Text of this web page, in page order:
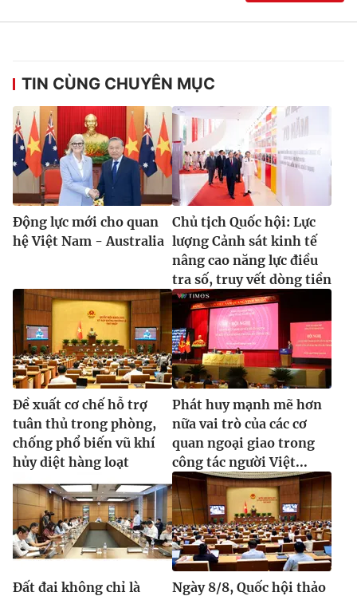
® Cấm sao chép dưới mọi hình thức nếu không có sự chấp
thuận bằng văn bản. Ghi rõ nguồn VTV.vn khi phát hành lại
thông tin từ website này.
TIN CÙNG CHUYÊN MỤC
Động lực mới cho quan
hệ Việt Nam - Australia
Chủ tịch Quốc hội: Lực
lượng Cảnh sát kinh tế
nâng cao năng lực điều
tra số, truy vết dòng tiền
Đề xuất cơ chế hỗ trợ
tuân thủ trong phòng,
chống phổ biến vũ khí
hủy diệt hàng loạt
Phát huy mạnh mẽ hơn
nữa vai trò của các cơ
quan ngoại giao trong
công tác người Việt...
Đất đai không chỉ là
Ngày 8/8, Quốc hội thảo